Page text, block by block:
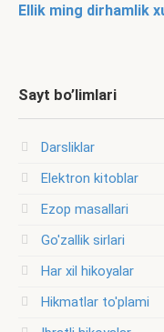
Ellik ming dirhamlik
Sayt bo’limlari
Darsliklar
Elektron kitoblar
Ezop masallari
Go'zallik sirlari
Har xil hikoyalar
Hikmatlar to'plami